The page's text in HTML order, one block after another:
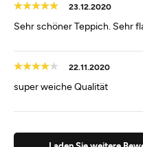
23.12.2020
Sehr schöner Teppich. Sehr
22.11.2020
super weiche Qualität